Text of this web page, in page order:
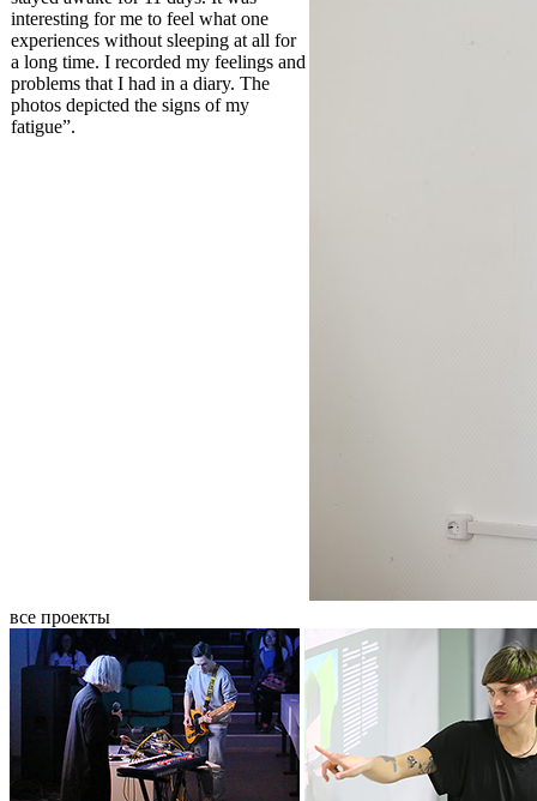
interesting for me to feel what one
experiences without sleeping at all for
a long time. I recorded my feelings and
problems that I had in a diary. The
photos depicted the signs of my
fatigue”.
все проекты